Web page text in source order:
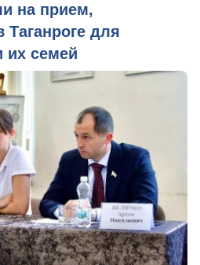
на прием,
Таганроге для
их семей